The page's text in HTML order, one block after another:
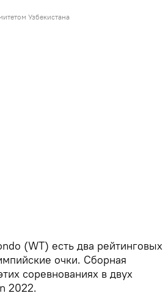
Узбекистана
(WT) есть два рейтинговых
очки. Сборная
соревнованиях в двух
2022.